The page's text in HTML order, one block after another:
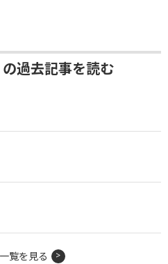
の過去記事を読む
覧を見る